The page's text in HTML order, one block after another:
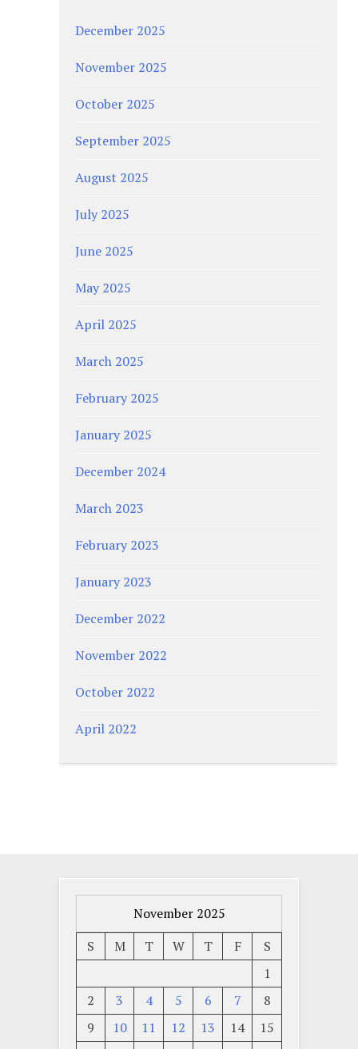
December 2025
November 2025
October 2025
September 2025
August 2025
July 2025
June 2025
May 2025
April 2025
March 2025
February 2025
January 2025
December 2024
March 2023
February 2023
January 2023
December 2022
November 2022
October 2022
April 2022
November 2025
S
M T W T F
S
1
2
3 4 5 6 7
8
9
10 11 12 13 14
15